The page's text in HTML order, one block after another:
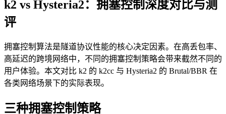
k2 vs Hysteria2：拥塞控制深度对比与测
评
拥塞控制算法是隧道协议性能的核心决定因素。在高丢包率、
高延迟的跨境网络中，不同的拥塞控制策略会带来截然不同的
用户体验。本文对比 k2 的 k2cc 与 Hysteria2 的 Brutal/BBR 在
各类网络场景下的实际表现。
三种拥塞控制策略